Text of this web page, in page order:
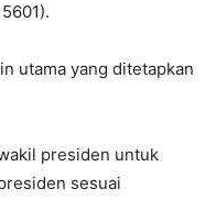
utama yang ditetapkan
presiden untuk
sesuai